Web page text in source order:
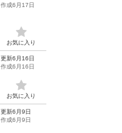
作成6月17日
お気に入り
更新6月16日
作成6月16日
お気に入り
更新6月9日
作成6月9日